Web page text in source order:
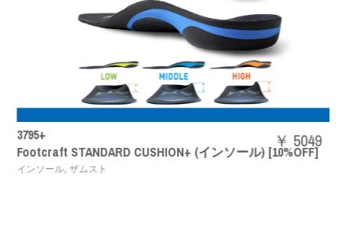
ンソール) [10%OFF]
パワークッションエアラスZメン